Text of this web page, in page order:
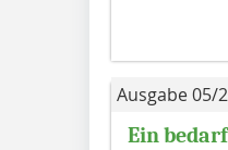
Ausgabe 05/
Ein